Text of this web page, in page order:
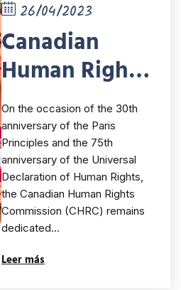
26/04/2023
Canadian
Human Rights
Commission –
On the
occasion of
the 30th
anniversary of
the Paris
Principles:
On the occasion of the 30th
anniversary of the Paris
Principles and the 75th
anniversary of the Universal
Declaration of Human Rights,
the Canadian Human Rights
Commission (CHRC) remains
dedicated…
Leer más